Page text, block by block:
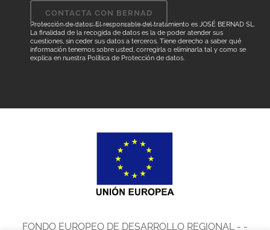
Protección de datos: El responsable del tratamiento es JOSÉ BERNAD SL.
La finalidad de la recogida de datos es la de poder atender sus
cuestiones, sin ceder sus datos a terceros. Tiene derecho a saber qué
información tenemos sobre usted, corregirla o eliminarla tal y como se
explica en nuestra Política de Protección de datos
FONDO EUROPEO DE DESARROLLO REGIONAL - -